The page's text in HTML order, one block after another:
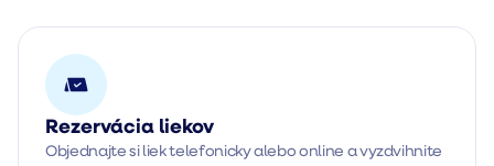
Rezervácia liekov
Objednajte si liek telefonicky alebo online a vyzdvihnite